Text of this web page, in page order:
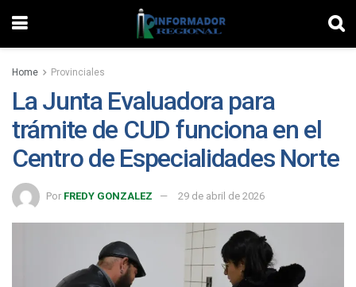
Home Provinciales
La Junta Evaluadora para
trámite de CUD funciona en el
Centro de Especialidades Norte
Por FREDY GONZALEZ 29 de abril de 2026